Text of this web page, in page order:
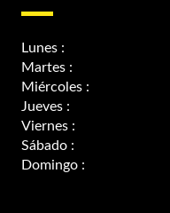
Lunes :
Martes :
Miércoles :
Jueves :
Viernes :
Sábado :
Domingo :